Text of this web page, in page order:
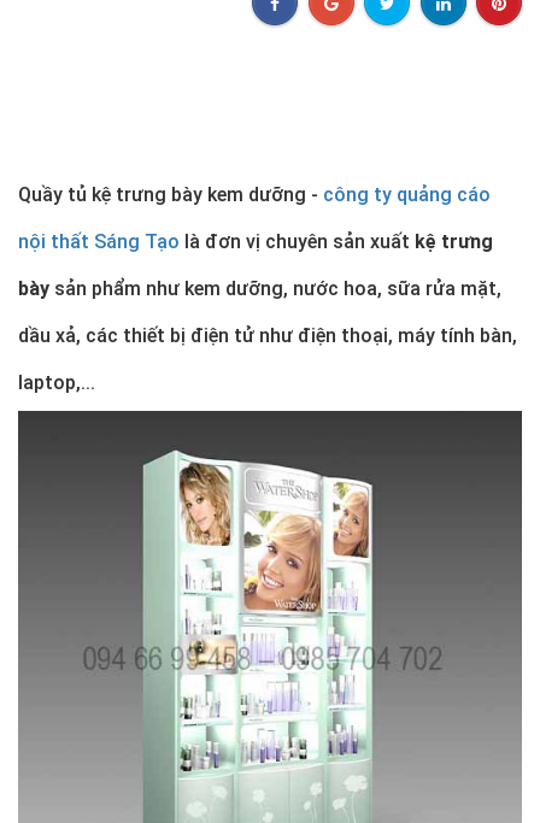
Quầy tủ kệ trưng bày kem dưỡng - công ty quảng cáo
nội thất Sáng Tạo là đơn vị chuyên sản xuất kệ trưng
bày sản phẩm như kem dưỡng, nước hoa, sữa rửa mặt,
dầu xả, các thiết bị điện tử như điện thoại, máy tính bàn,
laptop,...